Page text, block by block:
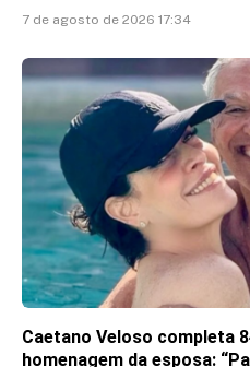
7 de agosto de 2026 17:34
Caetano Veloso completa
homenagem da esposa: